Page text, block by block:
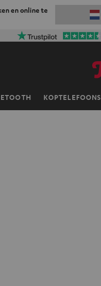
en online te
KOPTELEFOONS